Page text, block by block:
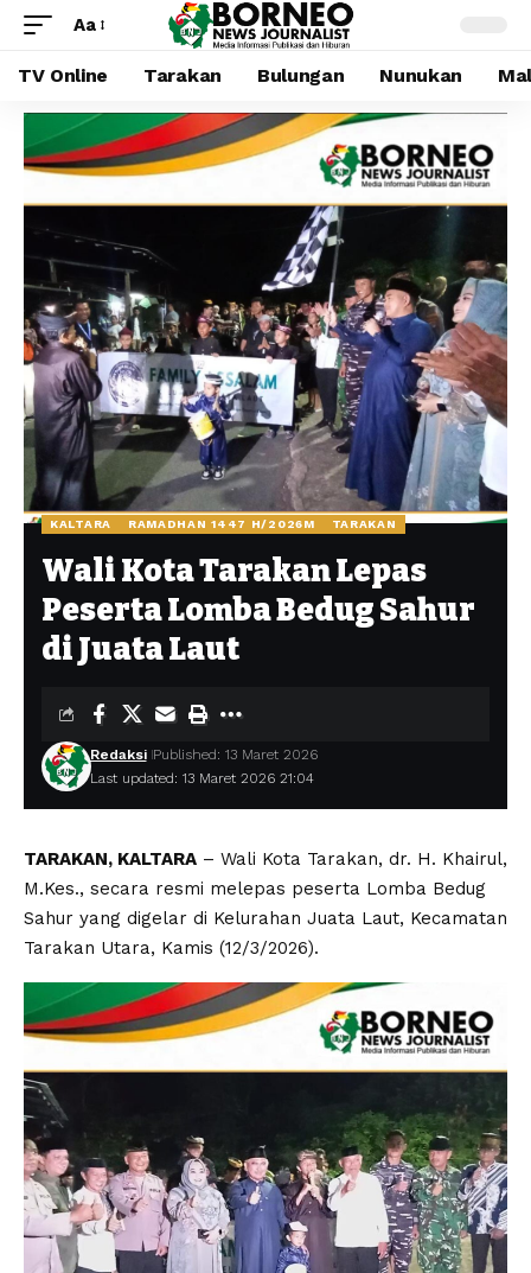
Aa
TV Online Tarakan Bulungan Nunukan
KALTARA RAMADHAN 1447 H/2026M TARAKAN
Wali Kota Tarakan Lepas
Peserta Lomba Bedug Sahur
di Juata Laut
Last updated: 13 Maret 2026 21:04
Redaksi Published: 13 Maret 2026
TARAKAN, KALTARA – Wali Kota Tarakan, dr. H. Khairul,
M.Kes., secara resmi melepas peserta Lomba Bedug
Sahur yang digelar di Kelurahan Juata Laut, Kecamatan
Tarakan Utara, Kamis (12/3/2026).